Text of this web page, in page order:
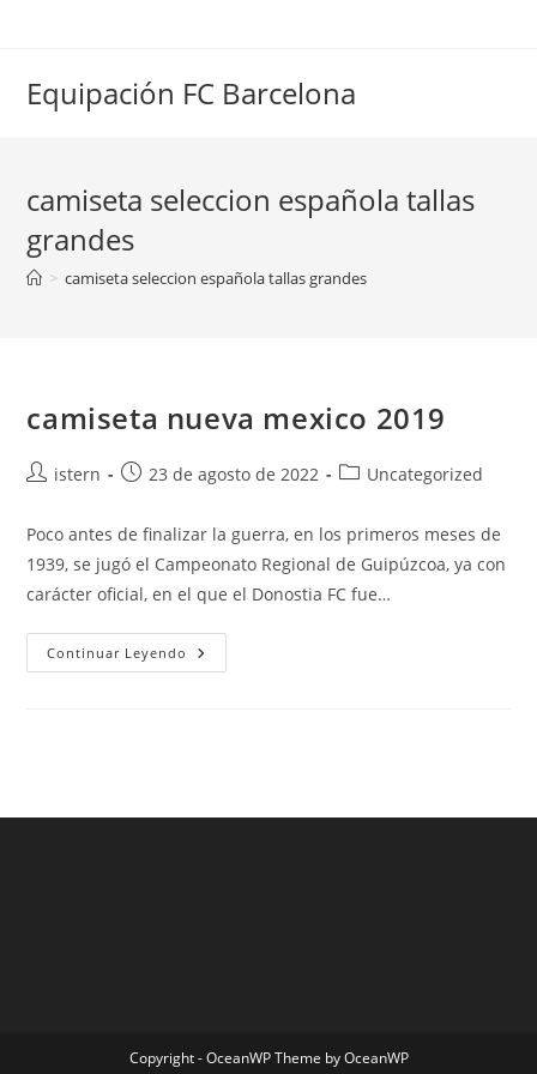
Equipación FC Barcelona
camiseta seleccion española tallas
grandes
> camiseta seleccion española tallas grandes
camiseta nueva mexico 2019
Autor
la
entrada:
istern
Publicación
la
entrada:
23 de agosto de 2022
Categoría
entrada:
Uncategorized
Poco antes de finalizar la guerra, en los primeros meses de
1939, se jugó el Campeonato Regional de Guipúzcoa, ya con
carácter oficial, en el que el Donostia FC fue…
Continuar Leyendo Camiseta
Nueva
Copyright - OceanWP Theme by OceanWP